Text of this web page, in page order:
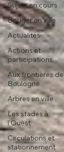
Sujets en cours
Bouger en ville
Actualités
Actions et
participations
Aux frontières de
Boulogne
Arbres en ville
Les stades à
l'Ouest
Circulations et
stationnement